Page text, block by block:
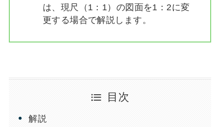
は、現尺（1：1）の図面を1：2に変
更する場合で解説します。
目次
解説